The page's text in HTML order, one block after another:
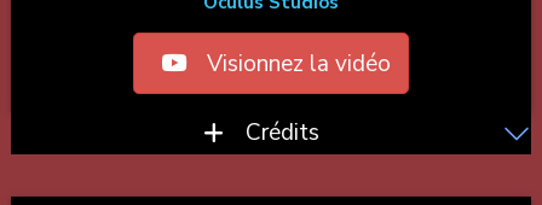
Visionnez la vidéo
Crédits